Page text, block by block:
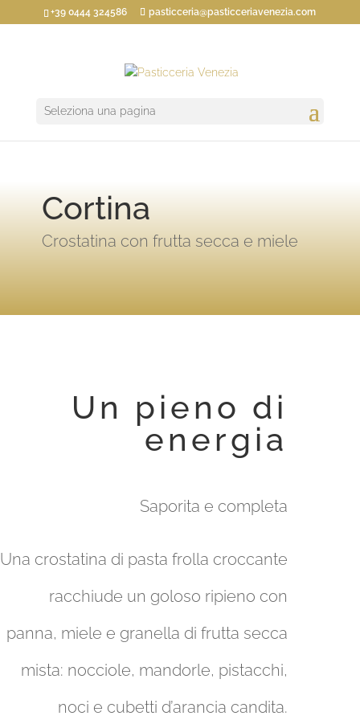
+39 0444 324586 pasticceria@pasticceriavenezia.com
Seleziona una pagina
Cortina
Crostatina con frutta secca e miele
Un pieno di
energia
Saporita e completa
Una crostatina di pasta frolla croccante
racchiude un goloso ripieno con
panna, miele e granella di frutta secca
mista: nocciole, mandorle, pistacchi,
noci e cubetti d’arancia candita.